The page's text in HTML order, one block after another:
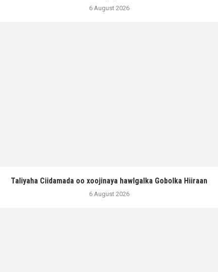
6 August 2026
Taliyaha Ciidamada oo xoojinaya hawlgalka Gobolka Hiiraan
6 August 2026